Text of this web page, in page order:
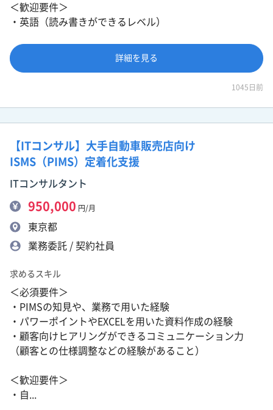
＜歓迎要件＞
・英語（読み書きができるレベル）
詳細を見る
1045日前
【ITコンサル】大手自動車販売店向け
ISMS（PIMS）定着化支援
ITコンサルタント
950,000 円/月
東京都
業務委託 / 契約社員
求めるスキル
＜必須要件＞
・PIMSの知見や、業務で用いた経験
・パワーポイントやEXCELを用いた資料作成の経験
・顧客向けヒアリングができるコミュニケーション力
（顧客との仕様調整などの経験があること）
＜歓迎要件＞
・自...